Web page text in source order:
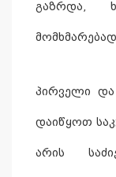
გაზრდა,
პირველი და
დაიწყოთ
არის